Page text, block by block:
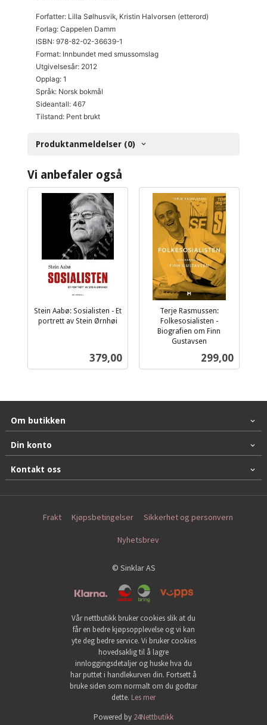
Forfatter: Lilla Sølhusvik, Kristin Halvorsen (etterord)
Forlag: Cappelen Damm
ISBN: 978-82-02-36639-1
Format: Innbundet med smussomslag
Utgivelsesår: 2012
Opplag: 1
Språk: Norsk bokmål
Sideantall: 467
Tilstand: Pent brukt
Produktanmeldelser (0)
Vi anbefaler også
Stein Aabø: Sosialisten - Et
portrett av Stein Ørnhøi
Pris
379,00
Terje Rasmussen:
Folkesosialisten -
Biografien om Finn
Gustavsen
Pris
299,00
Om butikken
Din konto
Kontakt oss
Frakt Kjøpsbetingelser Sikkerhet og personvern
Nyhetsbrev
© Sinklar AS
Vår nettbutikk bruker cookies slik at du
får en bedre kjøpsopplevelse og vi kan
yte deg bedre service. Vi bruker cookies
hovedsaklig til å lagre
innloggingsdetaljer og huske hva du
har puttet i handlekurven din. Fortsett å
bruke siden som normalt om du godtar
dette. Les mer
Powered by 24Nettbutikk